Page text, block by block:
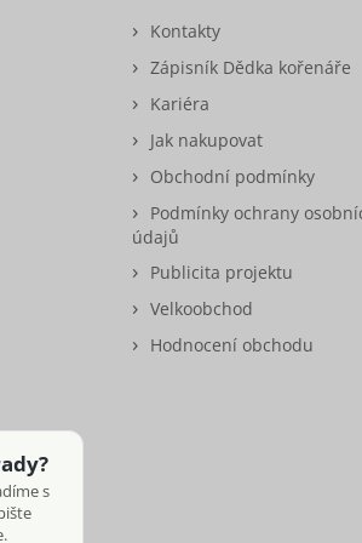
Kontakty
Zápisník Dědka kořenáře
Kariéra
Jak nakupovat
Obchodní podmínky
Podmínky ochrany
údajů
Publicita projektu
Velkoobchod
Hodnocení obchodu
s